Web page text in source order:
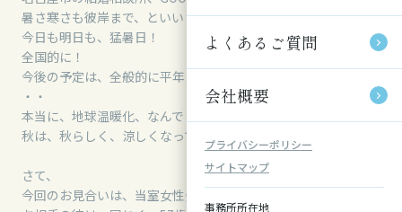
よくあるご質問
会社概要
プライバシーポリシー
サイトマップ
事務所所在地
よくあるご質問
会社概要
プライバシーポリシー
サイトマップ
事務所所在地
暑さ寒さも彼岸まで、といいますが・・
今日も明日も、猛暑日！
全国的に！
今後の予定は、全般的に平年より気温が高い見込み・・(-_-;)
・・
本当に、地球温暖化、なんでしょうか。
秋は、秋らしく、涼しくなってほしいところですが・・・
さて、
今回のお見合いは、当室女性会員、57歳、名古屋市在住。